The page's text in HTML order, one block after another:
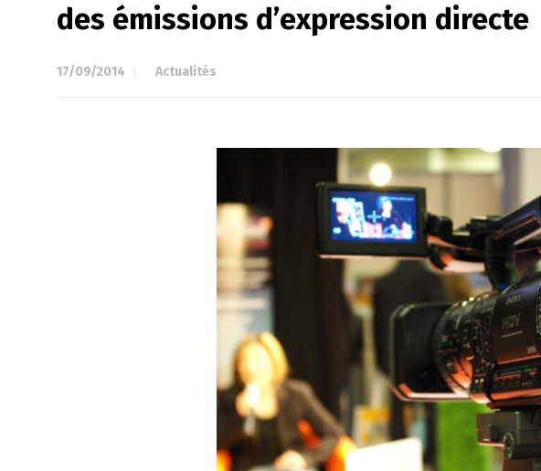
des émissions d’expression directe
17/09/2014 Actualités